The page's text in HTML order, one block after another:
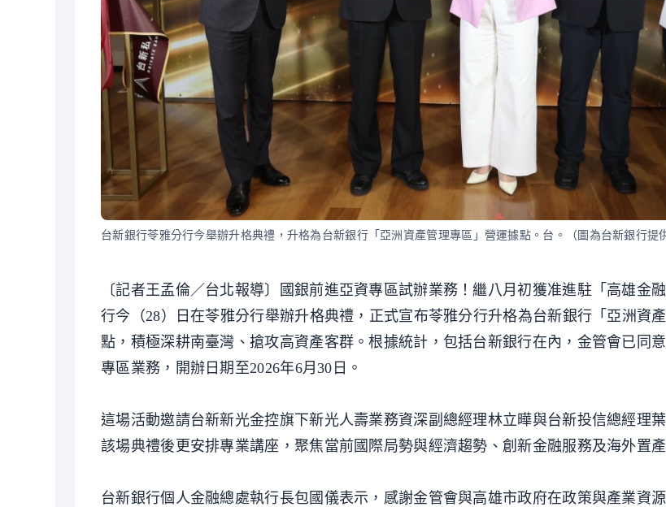
台新銀行苓雅分行今舉辦升格典禮，升格為台新銀行「亞洲資產管理專區」營運據點。台。（圖為台新銀行提
〔記者王孟倫／台北報導〕國銀前進亞資專區試辦業務！繼八月初獲准進駐「高雄金
行今（28）日在苓雅分行舉辦升格典禮，正式宣布苓雅分行升格為台新銀行「亞洲資
點，積極深耕南臺灣、搶攻高資產客群。根據統計，包括台新銀行在內，金管會已同
專區業務，開辦日期至2026年6月30日。
這場活動邀請台新新光金控旗下新光人壽業務資深副總經理林立曄與台新投信總經理
該場典禮後更安排專業講座，聚焦當前國際局勢與經濟趨勢、創新金融服務及海外置產
台新銀行個人金融總處執行長包國儀表示，感謝金管會與高雄市政府在政策與產業資